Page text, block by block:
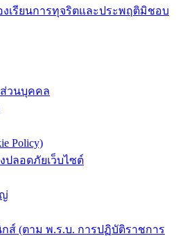
งเรียนการทุจริตและประพฤติมิชอบ
วนบุคคล
Policy)
ปลอดภัยเว็บไซต์
ส์ (ตาม พ.ร.บ. การปฏิบัติราชการ